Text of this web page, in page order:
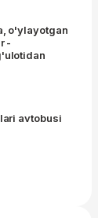
o'ylayotgan
-
avtobusi